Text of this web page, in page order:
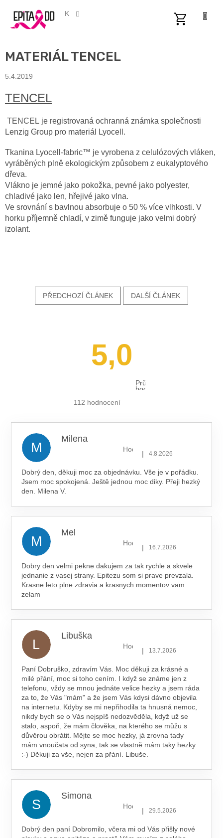
obsah
CZK
MATERIÁL TENCEL
5.4.2019
TENCEL
TENCEL je registrovaná ochranná známka společnosti
Lenzig Group pro materiál Lyocell.
Tkanina Lyocell-fabric™ je vyrobena z celulózových vláken,
vyráběných plně ekologickým způsobem z eukalyptového
dřeva.
Vlákno je jemné jako pokožka, pevné jako polyester,
chladivé jako len, hřejivé jako vlna.
Ve srovnání s bavlnou absorbuje o 50 % více vlhkosti. V
horku příjemně chladí, v zimě funguje jako velmi dobrý
izolant.
PŘEDCHOZÍ ČLÁNEK DALŠÍ ČLÁNEK
5,0
Průměrné
hodnocení
112 hodnocení
M
Milena
Hodnocení obchodu je 5 z 5
| 4.8.2026
Dobrý den, děkuji moc za objednávku. Vše je v pořádku.
Jsem moc spokojená. Ještě jednou moc diky. Přeji hezký
den. Milena V.
M
Mel
Hodnocení obchodu je 5 z 5
| 16.7.2026
Dobry den velmi pekne dakujem za tak rychle a skvele
jednanie z vasej strany. Epitezu som si prave prevzala.
Krasne leto plne zdravia a krasnych momentov vam
zelam
L
Libuška
Hodnocení obchodu je 5 z 5
| 13.7.2026
Paní Dobruško, zdravím Vás. Moc děkuji za krásné a
milé přání, moc si toho cením. I když se známe jen z
telefonu, vždy se mnou jednáte velice hezky a jsem ráda
za to, že Vás "mám" a že jsem Vás kdysi dávno objevila
na internetu. Kdyby se mi nepřihodila ta hnusná nemoc,
nikdy bych se o Vás nejspíš nedozvěděla, když už se
stalo, aspoň, že mám člověka, na kterého se můžu s
důvěrou obrátit. Mějte se moc hezky, já zrovna tady
mám vnoučata od syna, tak se vlastně mám taky hezky
:-) Děkuji za vše, nejen za přání. Libuše.
S
Simona
Hodnocení obchodu je 5 z 5
| 29.5.2026
Dobrý den paní Dobromilo, včera mi od Vás přišly nové